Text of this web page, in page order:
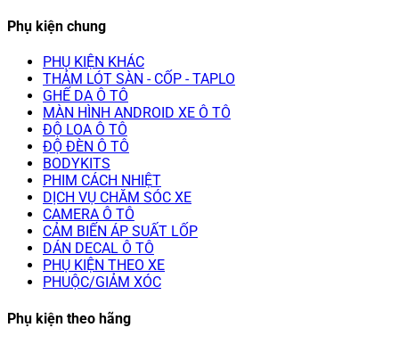
Phụ kiện chung
PHỤ KIỆN KHÁC
THẢM LÓT SÀN - CỐP - TAPLO
GHẾ DA Ô TÔ
MÀN HÌNH ANDROID XE Ô TÔ
ĐỘ LOA Ô TÔ
ĐỘ ĐÈN Ô TÔ
BODYKITS
PHIM CÁCH NHIỆT
DỊCH VỤ CHĂM SÓC XE
CAMERA Ô TÔ
CẢM BIẾN ÁP SUẤT LỐP
DÁN DECAL Ô TÔ
PHỤ KIỆN THEO XE
PHUỘC/GIẢM XÓC
Phụ kiện theo hãng